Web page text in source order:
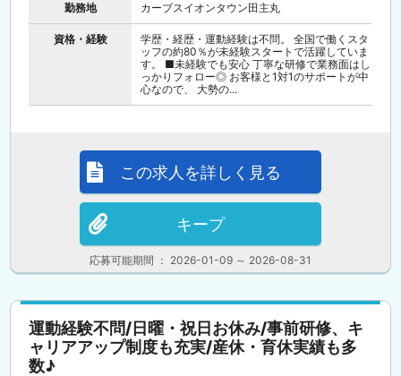
勤務地 カーブスイオンタウン田主丸
資格・経験
学歴・経歴・運動経験は不問。 全国で働くスタ
ッフの約80％が未経験スタートで活躍していま
す。 ■未経験でも安心 丁寧な研修で業務面はし
っかりフォロー◎ お客様と1対1のサポートが中
心なので、 大勢の...
応募可能期間 ： 2026-01-09 ～ 2026-08-31
この求人を詳しく見る
キープ
運動経験不問/日曜・祝日お休み/事前研修、キ
ャリアアップ制度も充実/産休・育休実績も多
数♪